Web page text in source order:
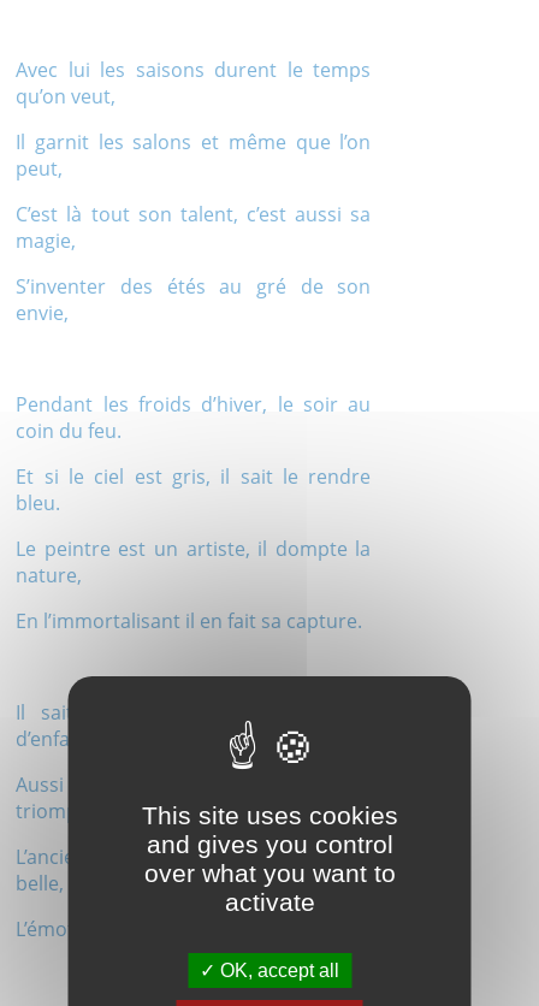
Avec lui les saisons durent le temps
qu’on veut,
Il garnit les salons et même que l’on
peut,
C’est là tout son talent, c’est aussi sa
magie,
S’inventer des étés au gré de son
envie,
Pendant les froids d’hiver, le soir au
coin du feu.
Et si le ciel est gris, il sait le rendre
bleu.
Le peintre est un artiste, il dompte la
nature,
En l’immortalisant il en fait sa capture.
Il sait rendre éternel des sourires
d’enfants,
Aussi des sentiments, tristes ou
triomphants ;
L’ancien ne vieillit plus, la femme reste
belle,
L’émotion grandit avec l’œuvre fidèle.
This site uses cookies
and gives you control
over what you want to
activate
OK, accept all